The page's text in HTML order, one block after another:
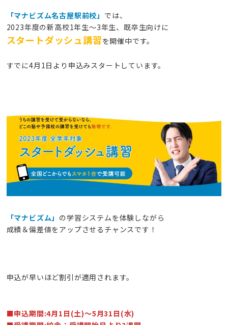
「マナビズム名古屋駅前校」 では、
2023年度の新高校1年生〜3年生、既卒生向けに
スタートダッシュ講習を開催中です。
すでに4月1日より申込みスタートしています。
「マナビズム」 の学習システムを体験しながら
成績＆偏差値をアップさせるチャンスです！
申込が早いほど割引が適用されます。
■申込期間:4月1日(土)〜5月31日(水)